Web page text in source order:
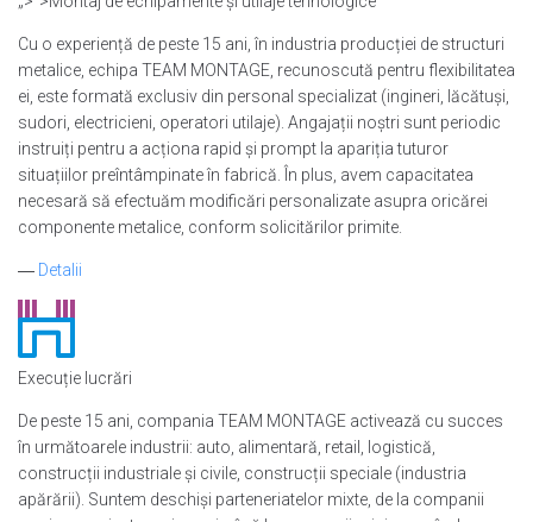
Cu o experiență de peste 15 ani, în industria producției de structuri
metalice, echipa TEAM MONTAGE, recunoscută pentru flexibilitatea
ei, este formată exclusiv din personal specializat (ingineri, lăcătuși,
sudori, electricieni, operatori utilaje). Angajații noștri sunt periodic
instruiți pentru a acționa rapid și prompt la apariția tuturor
situațiilor preîntâmpinate în fabrică. În plus, avem capacitatea
necesară să efectuăm modificări personalizate asupra oricărei
componente metalice, conform solicitărilor primite.
― Detalii
Execuție lucrări
De peste 15 ani, compania TEAM MONTAGE activează cu succes
în următoarele industrii: auto, alimentară, retail, logistică,
construcții industriale și civile, construcții speciale (industria
apărării). Suntem deschiși parteneriatelor mixte, de la companii